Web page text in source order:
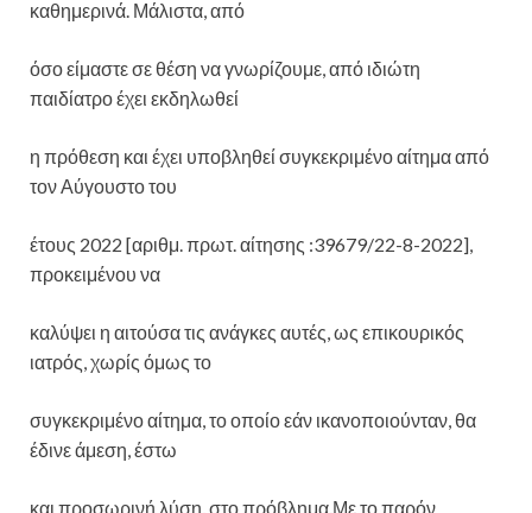
καθημερινά. Μάλιστα, από
όσο είμαστε σε θέση να γνωρίζουμε, από ιδιώτη
παιδίατρο έχει εκδηλωθεί
η πρόθεση και έχει υποβληθεί συγκεκριμένο αίτημα από
τον Αύγουστο του
έτους 2022 [αριθμ. πρωτ. αίτησης :39679/22-8-2022],
προκειμένου να
καλύψει η αιτούσα τις ανάγκες αυτές, ως επικουρικός
ιατρός, χωρίς όμως το
συγκεκριμένο αίτημα, το οποίο εάν ικανοποιούνταν, θα
έδινε άμεση, έστω
και προσωρινή λύση, στο πρόβλημα.Με το παρόν